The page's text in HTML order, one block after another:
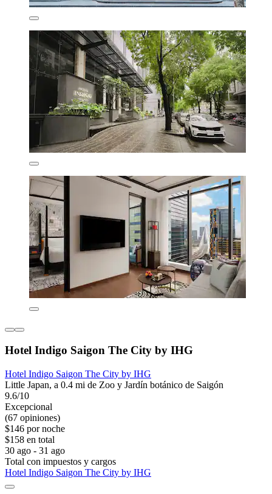
Hotel Indigo Saigon The City by IHG
Hotel Indigo Saigon The City by IHG
Little Japan, a 0.4 mi de Zoo y Jardín botánico de Saigón
9.6/10
Excepcional
(67 opiniones)
$146 por noche
$158 en total
30 ago - 31 ago
Total con impuestos y cargos
Hotel Indigo Saigon The City by IHG